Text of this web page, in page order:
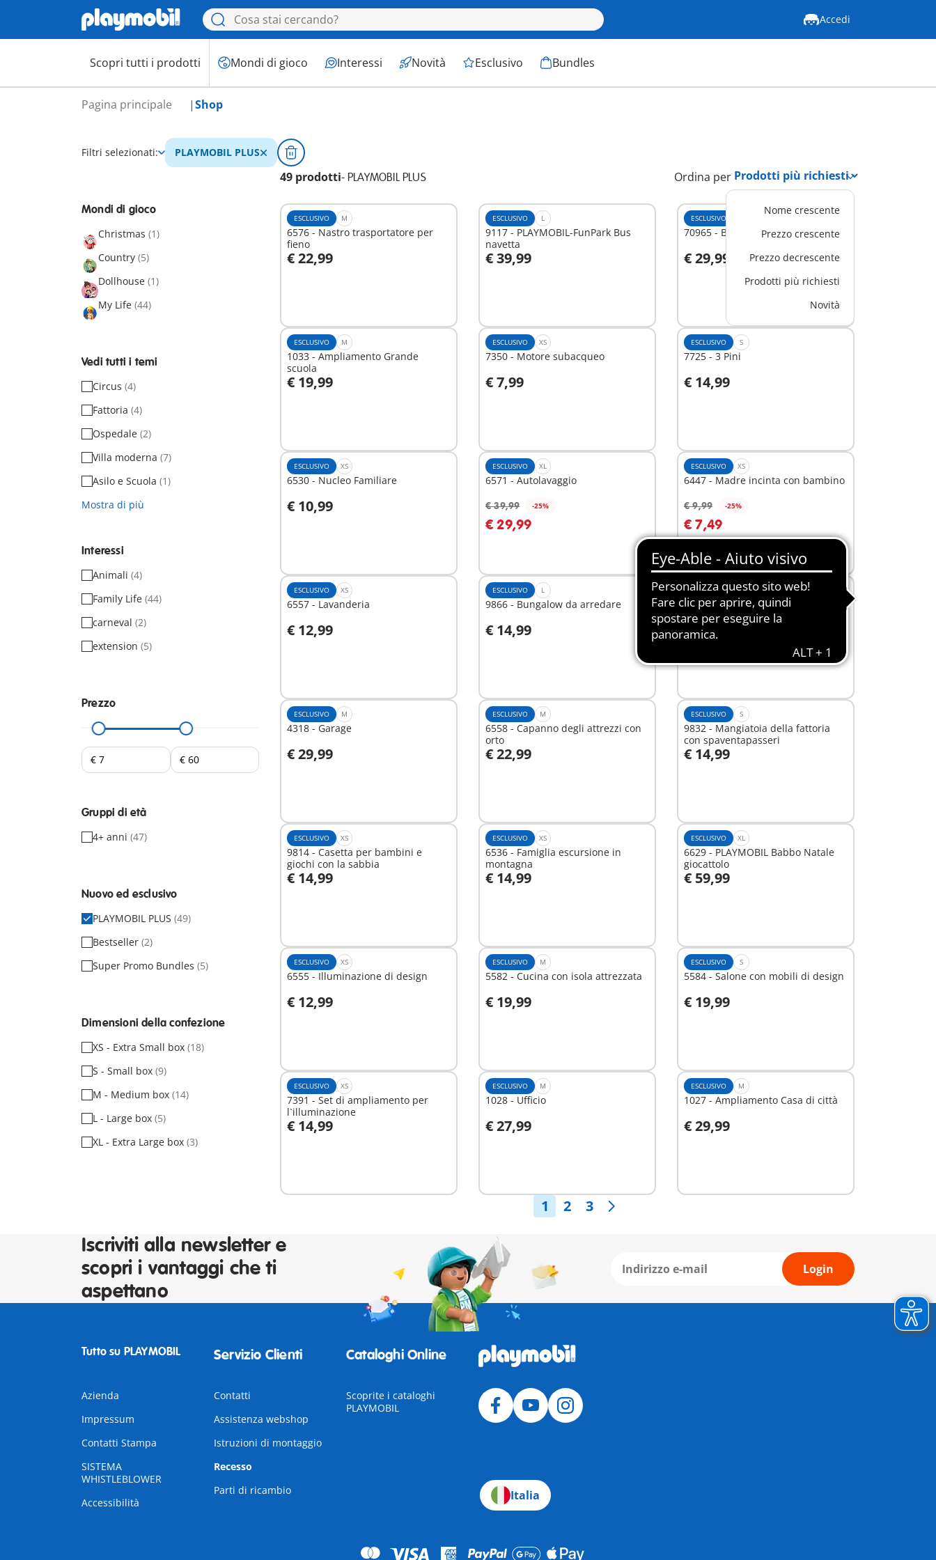
Accedi
Scopri tutti i prodotti Mondi di gioco Interessi Novità Esclusivo Bundles
Pagina principale Shop
Filtri selezionati: PLAYMOBIL PLUS
49 prodotti- PLAYMOBIL PLUS Ordina per
Nome crescente
Prezzo crescente
Prezzo decrescente
Prodotti più richiesti
Novità
Mondi di gioco
Christmas (1)
Country (5)
Dollhouse (1)
My Life (44)
Vedi tutti i temi
Circus (4)
Fattoria (4)
Ospedale (2)
Villa moderna (7)
Asilo e Scuola (1)
Mostra di più
Interessi
Animali (4)
Family Life (44)
carneval (2)
extension (5)
Prezzo
Gruppi di età
4+ anni (47)
Nuovo ed esclusivo
PLAYMOBIL PLUS (49)
Bestseller (2)
Super Promo Bundles (5)
Dimensioni della confezione
XS - Extra Small box (18)
S - Small box (9)
M - Medium box (14)
L - Large box (5)
XL - Extra Large box (3)
ESCLUSIVO M
6576 - Nastro trasportatore per
fieno
€ 22,99
Aggiungi al carrello
ESCLUSIVO L
9117 - PLAYMOBIL-FunPark Bus
navetta
€ 39,99
Aggiungi al carrello
ESCLUSIVO
70965 - Band del circo
€ 29,99
Aggiungi al carrello
ESCLUSIVO M
1033 - Ampliamento Grande
scuola
€ 19,99
Aggiungi al carrello
ESCLUSIVO XS
7350 - Motore subacqueo
€ 7,99
Aggiungi al carrello
ESCLUSIVO S
7725 - 3 Pini
€ 14,99
Aggiungi al carrello
ESCLUSIVO XS
6530 - Nucleo Familiare
€ 10,99
Aggiungi al carrello
ESCLUSIVO XL
6571 - Autolavaggio
€ 39,99 -25%
€ 29,99
ESCLUSIVO XS
6447 - Madre incinta con bambino
€ 9,99 -25%
€ 7,49
ESCLUSIVO XS
6557 - Lavanderia
€ 12,99
Aggiungi al carrello
ESCLUSIVO L
9866 - Bungalow da arredare
€ 14,99
Aggiungi al carrello
ESCLUSIVO L
70941 - Casa di città
€ 39,99
Aggiungi al carrello
ESCLUSIVO M
4318 - Garage
€ 29,99
Aggiungi al carrello
ESCLUSIVO M
6558 - Capanno degli attrezzi con
orto
€ 22,99
Aggiungi al carrello
ESCLUSIVO S
9832 - Mangiatoia della fattoria
con spaventapasseri
€ 14,99
Aggiungi al carrello
ESCLUSIVO XS
9814 - Casetta per bambini e
giochi con la sabbia
€ 14,99
Aggiungi al carrello
ESCLUSIVO XS
6536 - Famiglia escursione in
montagna
€ 14,99
Aggiungi al carrello
ESCLUSIVO XL
6629 - PLAYMOBIL Babbo Natale
giocattolo
€ 59,99
Aggiungi al carrello
ESCLUSIVO XS
6555 - Illuminazione di design
€ 12,99
Aggiungi al carrello
ESCLUSIVO M
5582 - Cucina con isola attrezzata
€ 19,99
Aggiungi al carrello
ESCLUSIVO S
5584 - Salone con mobili di design
€ 19,99
Aggiungi al carrello
ESCLUSIVO XS
7391 - Set di ampliamento per
l`illuminazione
€ 14,99
Aggiungi al carrello
ESCLUSIVO M
1028 - Ufficio
€ 27,99
Aggiungi al carrello
ESCLUSIVO M
1027 - Ampliamento Casa di città
€ 29,99
Aggiungi al carrello
1 2 3
Iscriviti alla newsletter e
scopri i vantaggi che ti
aspettano
Login
Tutto su PLAYMOBIL
Azienda
Impressum
Contatti Stampa
SISTEMA
WHISTLEBLOWER
Accessibilità
Servizio Clienti
Contatti
Assistenza webshop
Istruzioni di montaggio
Recesso
Parti di ricambio
Cataloghi Online
Scoprite i cataloghi
PLAYMOBIL
Italia